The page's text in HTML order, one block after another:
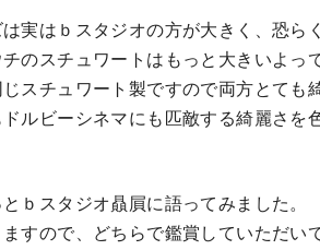
実はｂスタジオの方が大きく、恐ら
のスチュワートはもっと大きいよっ
スチュワート製ですので両方とても
ルビーシネマにも匹敵する綺麗さを
ｂスタジオ贔屓に語ってみました。
すので、どちらで鑑賞していただい